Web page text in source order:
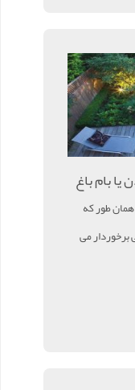
بام باغ
طور که
برخوردار می